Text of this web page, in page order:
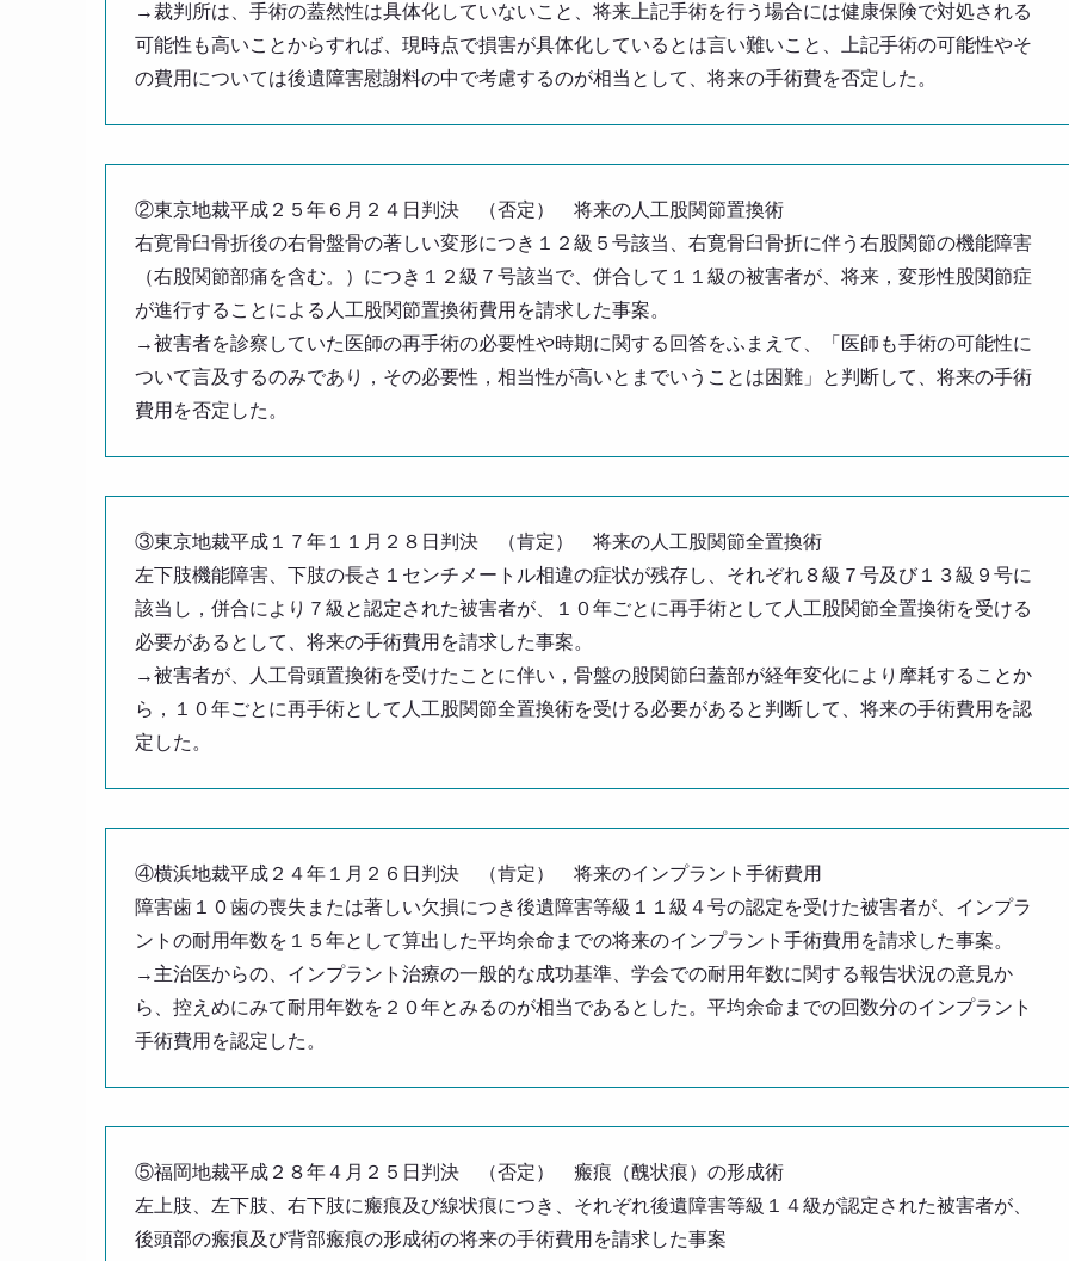
→裁判所は、手術の蓋然性は具体化していないこと、将来上記手術を行う場合には健康保険で対処される
可能性も高いことからすれば、現時点で損害が具体化しているとは言い難いこと、上記手術の可能性やそ
の費用については後遺障害慰謝料の中で考慮するのが相当として、将来の手術費を否定した。
②東京地裁平成２５年６月２４日判決 （否定） 将来の人工股関節置換術
右寛骨臼骨折後の右骨盤骨の著しい変形につき１２級５号該当、右寛骨臼骨折に伴う右股関節の機能障害
（右股関節部痛を含む。）につき１２級７号該当で、併合して１１級の被害者が、将来，変形性股関節症
が進行することによる人工股関節置換術費用を請求した事案。
→被害者を診察していた医師の再手術の必要性や時期に関する回答をふまえて、「医師も手術の可能性に
ついて言及するのみであり，その必要性，相当性が高いとまでいうことは困難」と判断して、将来の手術
費用を否定した。
③東京地裁平成１７年１１月２８日判決 （肯定） 将来の人工股関節全置換術
左下肢機能障害、下肢の長さ１センチメートル相違の症状が残存し、それぞれ８級７号及び１３級９号に
該当し，併合により７級と認定された被害者が、１０年ごとに再手術として人工股関節全置換術を受ける
必要があるとして、将来の手術費用を請求した事案。
→被害者が、人工骨頭置換術を受けたことに伴い，骨盤の股関節臼蓋部が経年変化により摩耗することか
ら，１０年ごとに再手術として人工股関節全置換術を受ける必要があると判断して、将来の手術費用を認
定した。
④横浜地裁平成２４年１月２６日判決 （肯定） 将来のインプラント手術費用
障害歯１０歯の喪失または著しい欠損につき後遺障害等級１１級４号の認定を受けた被害者が、インプラ
ントの耐用年数を１５年として算出した平均余命までの将来のインプラント手術費用を請求した事案。
→主治医からの、インプラント治療の一般的な成功基準、学会での耐用年数に関する報告状況の意見か
ら、控えめにみて耐用年数を２０年とみるのが相当であるとした。平均余命までの回数分のインプラント
手術費用を認定した。
⑤福岡地裁平成２８年４月２５日判決 （否定） 瘢痕（醜状痕）の形成術
左上肢、左下肢、右下肢に瘢痕及び線状痕につき、それぞれ後遺障害等級１４級が認定された被害者が、
後頭部の瘢痕及び背部瘢痕の形成術の将来の手術費用を請求した事案